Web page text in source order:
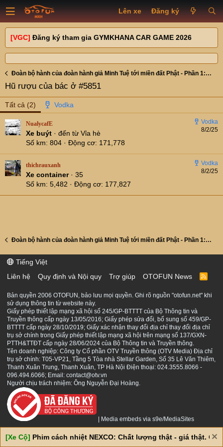
Lên xe Đăng ký
[VGC] Đăng ký tham gia GYMKHANA CAR GAME 2026
Đoàn bộ hành của đoàn hành giả Minh Tuệ tới miền đất Phật - Phần 1: đi bộ qua đất Lào và Thái Lan
Hũ rượu của bác ở #5851
Tất cả (2)
8/2/25
NualycafE
Xe buýt · đến từ Vỉa hè
Số km 804 Động cơ 171,778
8/2/25
thichrauxanh
Xe container · 35
Số km 5,482 Động cơ 177,827
Đoàn bộ hành của đoàn hành giả Minh Tuệ tới miền đất Phật - Phần 1: đi bộ qua đất Lào và Thái Lan
Tiếng Việt
Liên hệ
Quy định và Nội quy Trợ giúp OTOFUN News
R
S
Bản quyền 2006 OTOFUN, bảo lưu mọi quyền. Ghi rõ nguồn "otofun.net" khi
sử dụng thông tin từ website này.
Giấy phép thiết lập mạng xã hội số 245/GP-BTTTT của Bộ Thông tin và
Truyền thông cấp ngày 13/05/2016; Giấy phép sửa đổi, bổ sung số 459/GP-
BTTTT cấp ngày 28/10/2019; Giấy xác nhận thay đổi địa chỉ thay đổi địa chỉ
trụ sở chính trong Giấy phép thiết lập mạng xã hội trên mạng số 137/GXN-
PTTH&TTĐT cấp ngày 28/06/2024 của Bộ Thông tin và Truyền thông.
Tên doanh nghiệp: Công ty Cổ phần OTV Truyền thông (OTV Media) Địa chỉ
trụ sở chính: T05-VP21, Tầng 5 Tòa nhà Stellar Garden, Số 35 Lê Văn Thiêm,
Thanh Xuân Trung, Thanh Xuân, TP Hà Nội Điện thoại: 024.3555.8066 -
096.494.6066; Email: contact@otv.vn
Người chịu trách nhiệm: Ông Nguyễn Đại Hoàng.
Media embeds via s9e/MediaSites
[Xe Cộ] Phim cách nhiệt NEXCO: Chất lượng thật - giá thật. Giá